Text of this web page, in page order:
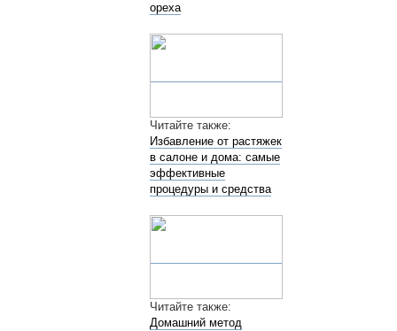
ореха
Читайте также:
Избавление от растяжек
в салоне и дома: самые
эффективные
процедуры и средства
Читайте также:
Домашний метод